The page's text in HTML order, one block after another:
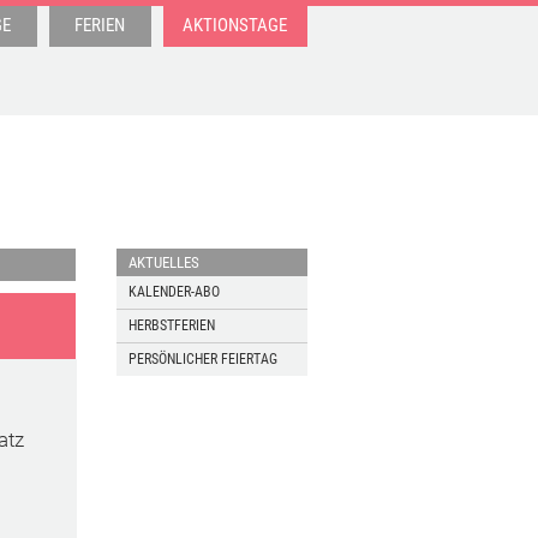
FERIEN AKTIONSTAGE
AKTUELLES
KALENDER-ABO
HERBSTFERIEN
PERSÖNLICHER FEIERTAG